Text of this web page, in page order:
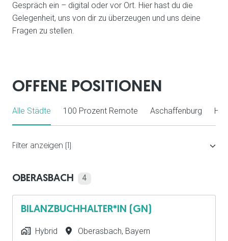
Gespräch ein – digital oder vor Ort. Hier hast du die
Gelegenheit, uns von dir zu überzeugen und uns deine
Fragen zu stellen.
OFFENE POSITIONEN
Alle Städte 100 Prozent Remote Aschaffenburg
Filter anzeigen
OBERASBACH 4
BILANZBUCHHALTER*IN (GN)
Hybrid Oberasbach, Bayern